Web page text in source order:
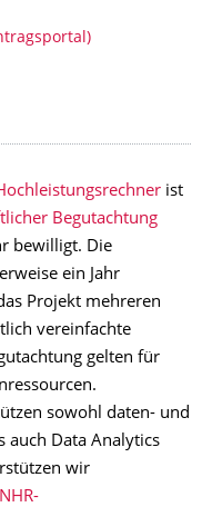
ist
Begutachtung
bewilligt. Die
ein Jahr
Projekt mehreren
vereinfachte
gelten für
sowohl daten- und
auch Data Analytics
wir